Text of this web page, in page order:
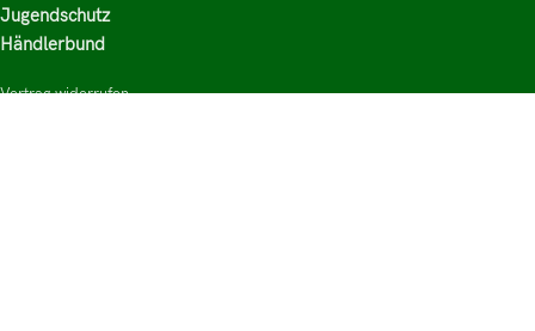
Jugendschutz
Händlerbund
Vertrag widerrufen